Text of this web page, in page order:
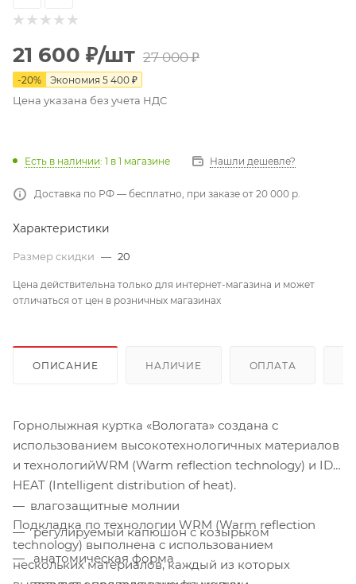
21 600 ₽/шт 27 000₽
-20% Экономия 5 400 ₽
Цена указана без учета НДС
Есть в наличии: 1 в 1 магазине Нашли дешевле?
Доставка по РФ — бесплатно, при заказе от 20 000 р.
Характеристики
Размер скидки — 20
Цена действительна только для интернет-магазина и может
отличаться от цен в розничных магазинах
ОПИСАНИЕ НАЛИЧИЕ ОПЛАТА
Горнолыжная куртка «Вологата» создана с
использованием высокотехнологичных материалов
и технологийWRM (Warm reflection technology) и ID
HEAT (Intelligent distribution of heat).
Подкладка по технологии WRM (Warm reflection
technology) выполнена с использованием
нескольких материалов, каждый из которых
влагозащитные молнии
регулируемый капюшон с козырьком
анатомическая форма